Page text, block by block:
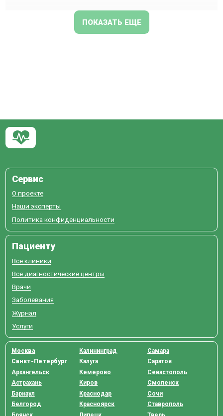
ПОКАЗАТЬ ЕЩЕ
Сервис
О проекте
Наши эксперты
Политика конфиденциальности
Пациенту
Все клиники
Все диагностические центры
Врачи
Заболевания
Журнал
Услуги
Москва
Санкт-Петербург
Архангельск
Астрахань
Барнаул
Белгород
Калининград
Калуга
Кемерово
Киров
Краснодар
Красноярск
Самара
Саратов
Севастополь
Смоленск
Сочи
Ставрополь